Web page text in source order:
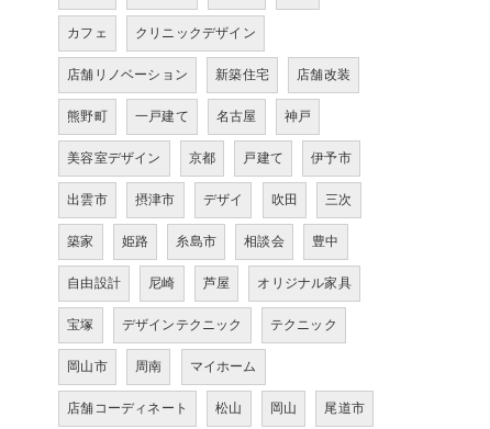
カフェ クリニックデザイン
店舗リノベーション 新築住宅 店舗改装
熊野町 一戸建て 名古屋 神戸
美容室デザイン 京都 戸建て 伊予市
出雲市 摂津市 デザイ 吹田 三次
築家 姫路 糸島市 相談会 豊中
自由設計 尼崎 芦屋 オリジナル家具
宝塚 デザインテクニック テクニック
岡山市 周南 マイホーム
店舗コーディネート 松山 岡山 尾道市